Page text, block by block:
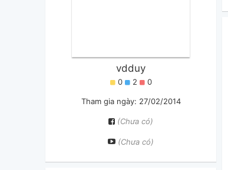
vdduy
0 2 0
Tham gia ngày: 27/02/2014
(Chưa có)
(Chưa có)